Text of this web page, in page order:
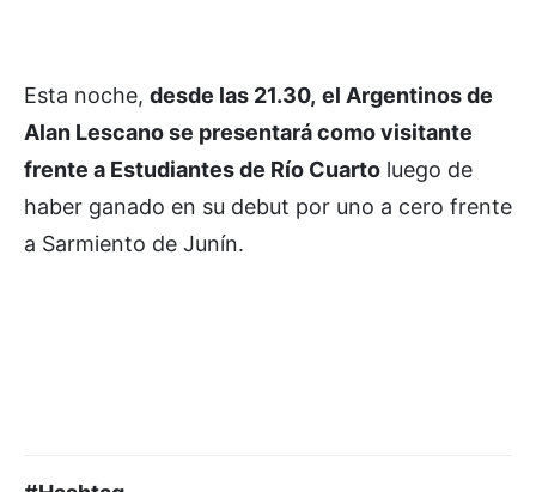
Esta noche, desde las 21.30, el Argentinos de
Alan Lescano se presentará como visitante
frente a Estudiantes de Río Cuarto luego de
haber ganado en su debut por uno a cero frente
a Sarmiento de Junín.